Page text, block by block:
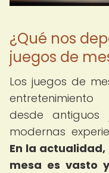
¿Qué nos
juegos de
Los juegos de
desde
modernas
En la
mesa es vasto